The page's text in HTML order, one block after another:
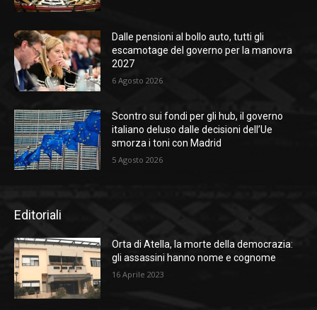
Dalle pensioni al bollo auto, tutti gli
escamotage del governo per la manovra
2027
6 Agosto 2026
Scontro sui fondi per gli hub, il governo
italiano deluso dalle decisioni dell’Ue
smorza i toni con Madrid
5 Agosto 2026
Editoriali
Orta di Atella, la morte della democrazia:
gli assassini hanno nome e cognome
16 Aprile 2023